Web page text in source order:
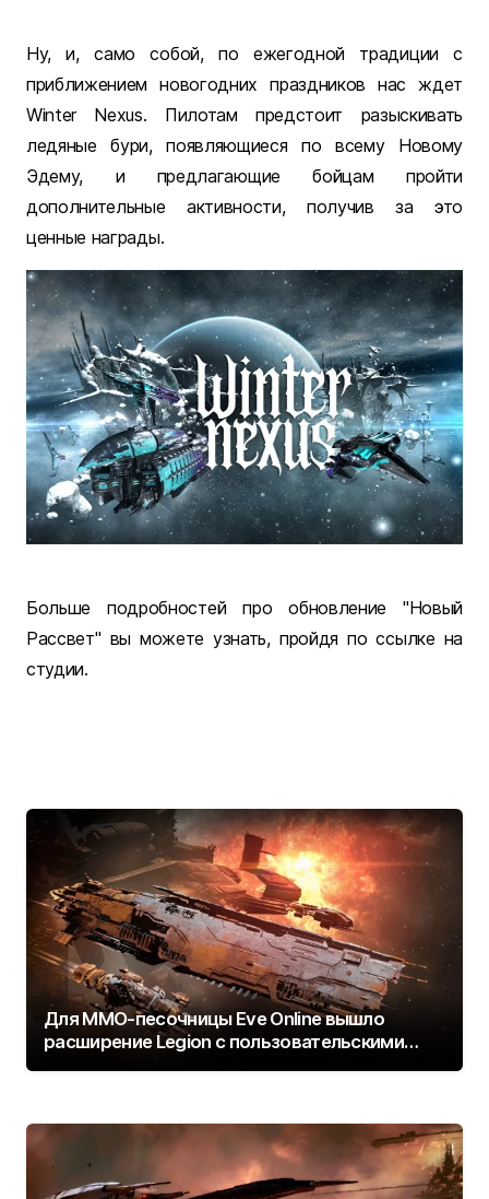
Ну, и, само собой, по ежегодной традиции с
приближением новогодних праздников нас ждет
Winter Nexus. Пилотам предстоит разыскивать
ледяные бури, появляющиеся по всему Новому
Эдему, и предлагающие бойцам пройти
дополнительные активности, получив за это
ценные награды.
Больше подробностей про обновление "Новый
Рассвет" вы можете узнать, пройдя по ссылке на
студии.
Для ММО-песочницы Eve Online вышло
расширение Legion с пользовательскими